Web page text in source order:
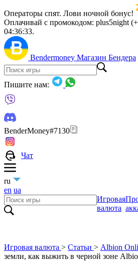
Операторы спят. Лови ночной бонус!
Оплачивай с промокодом: plus5night
04:36:31.
Bendermoney Магазин Бендера
Пишите нам:
BenderMoney#7130
Чат
ru
en ua
Игровая
валюта
Игровая валюта > Статьи > Albion
земли, как выжить в черной зоне